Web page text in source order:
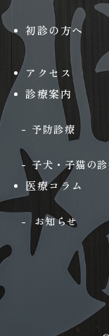
初診の方へ
アクセス
診療案内
予防診療
子犬・子猫の
医療コラム
お知らせ